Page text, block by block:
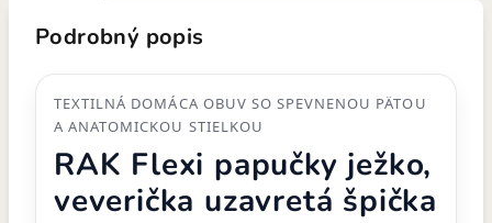
Podrobný popis
TEXTILNÁ DOMÁCA OBUV SO SPEVNENOU PÄTOU
A ANATOMICKOU STIELKOU
RAK Flexi papučky ježko,
veverička uzavretá špička